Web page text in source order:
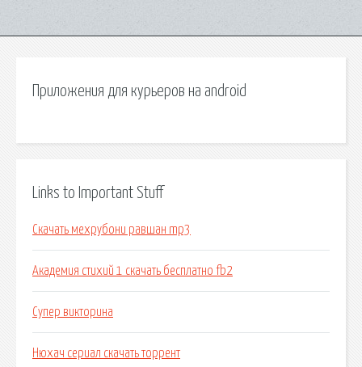
Приложения для курьеров на android
Links to Important Stuff
Скачать мехрубони равшан mp3
Академия стихий 1 скачать бесплатно fb2
Супер викторина
Нюхач сериал скачать торрент